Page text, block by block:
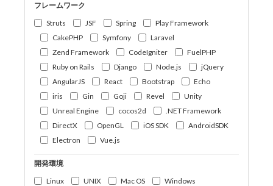
フレームワーク
Struts
JSF Spring
Play Framework
CakePHP
Symfony
Laravel
Zend Framework
CodeIgniter
FuelPHP
Ruby on Rails
Django Node.js
jQuery
AngularJS
React Bootstrap
Echo
iris
Gin Goji Revel
Unity
Unreal Engine
cocos2d
.NET Framework
DirectX
OpenGL iOS SDK
AndroidSDK
Electron
Vue.js
開発環境
Linux
UNIX Mac OS
Windows